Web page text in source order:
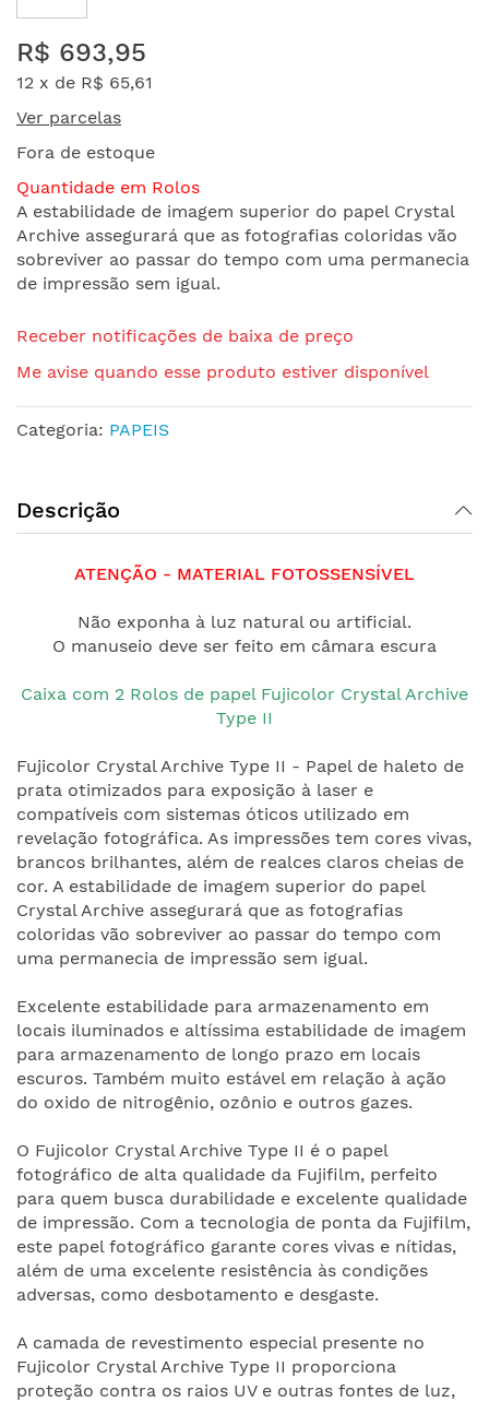
para
o
da
Galeria
imagens
R$ 693,95
12 x de R$ 65,61
Ver parcelas
Fora de estoque
Quantidade em Rolos
A estabilidade de imagem superior do papel Crystal
Archive assegurará que as fotografias coloridas vão
sobreviver ao passar do tempo com uma permanecia
de impressão sem igual.
Receber notificações de baixa de preço
Me avise quando esse produto estiver disponível
Categoria: PAPEIS
Descrição
ATENÇÃO - MATERIAL FOTOSSENSÍVEL
Não exponha à luz natural ou artificial.
O manuseio deve ser feito em câmara escura
Caixa com 2 Rolos de papel Fujicolor Crystal Archive
Type II
Fujicolor Crystal Archive Type II - Papel de haleto de
prata otimizados para exposição à laser e
compatíveis com sistemas óticos utilizado em
revelação fotográfica. As impressões tem cores vivas,
brancos brilhantes, além de realces claros cheias de
cor. A estabilidade de imagem superior do papel
Crystal Archive assegurará que as fotografias
coloridas vão sobreviver ao passar do tempo com
uma permanecia de impressão sem igual.
Excelente estabilidade para armazenamento em
locais iluminados e altíssima estabilidade de imagem
para armazenamento de longo prazo em locais
escuros. Também muito estável em relação à ação
do oxido de nitrogênio, ozônio e outros gazes.
O Fujicolor Crystal Archive Type II é o papel
fotográfico de alta qualidade da Fujifilm, perfeito
para quem busca durabilidade e excelente qualidade
de impressão. Com a tecnologia de ponta da Fujifilm,
este papel fotográfico garante cores vivas e nítidas,
além de uma excelente resistência às condições
adversas, como desbotamento e desgaste.
A camada de revestimento especial presente no
Fujicolor Crystal Archive Type II proporciona
proteção contra os raios UV e outras fontes de luz,